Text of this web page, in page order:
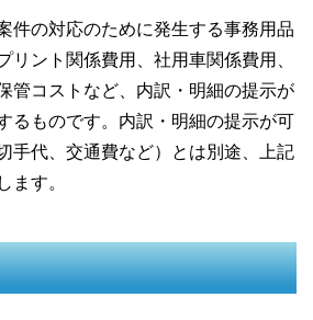
件の対応のために発生する事務用品
リント関係費用、社用車関係費用、
管コストなど、内訳・明細の提示が
るものです。内訳・明細の提示が可
手代、交通費など）とは別途、上記
ます。